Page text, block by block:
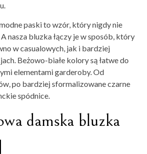
paski to wzór, który nigdy nie
nasza bluzka łączy je w sposób, który
w casualowych, jak i bardziej
Beżowo-białe kolory są łatwe do
elementami garderoby. Od
po bardziej sformalizowane czarne
spódnice.
damska bluzka